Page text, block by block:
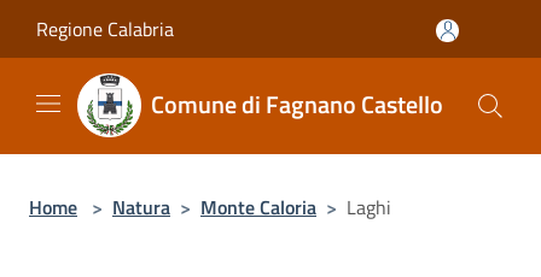
Regione Calabria
Comune di Fagnano Castello
Home > Natura > Monte Caloria > Laghi